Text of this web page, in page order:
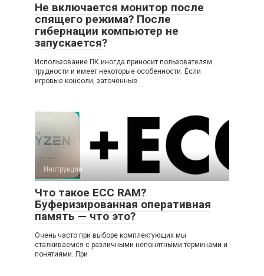
Не включается монитор после
спящего режима? После
гибернации компьютер не
запускается?
Использование ПК иногда приносит пользователям
трудности и имеет некоторые особенности. Если
игровые консоли, заточенные
Инструкции
Что такое ECC RAM?
Буферизированная оперативная
память — что это?
Очень часто при выборе комплектующих мы
сталкиваемся с различными непонятными терминами и
понятиями. При